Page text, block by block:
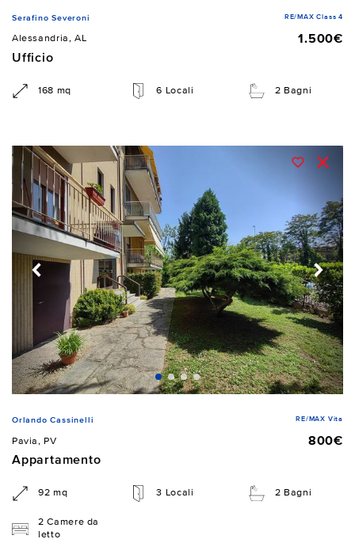
Serafino Severoni RE/MAX Class 4
Alessandria, AL
1.500€
Ufficio
168 mq 6 Locali 2 Bagni
Orlando Cassinelli RE/MAX Vita
Pavia, PV
800€
Appartamento
92 mq 3 Locali 2 Bagni
2 Camere da
letto